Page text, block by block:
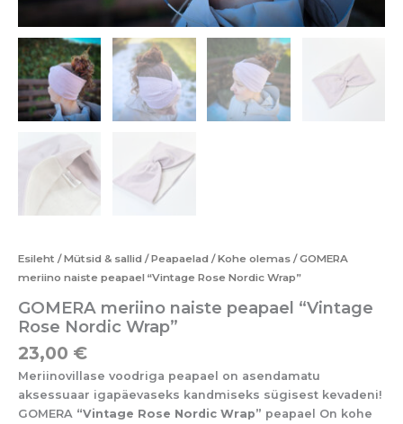
Esileht /Mütsid & sallid /Peapaelad /Kohe olemas / GOMERA
meriino naiste peapael “Vintage Rose Nordic Wrap”
GOMERA meriino naiste peapael “Vintage
Rose Nordic Wrap”
23,00 €
Meriinovillase voodriga peapael on asendamatu
aksessuaar igapäevaseks kandmiseks sügisest kevadeni!
GOMERA “Vintage Rose Nordic Wrap” peapael On kohe